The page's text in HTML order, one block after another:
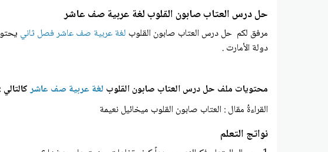
حل درس العتاب صابون القلوب لغة عربية صف عاشر
مرفق لكم حل درس العتاب صابون القلوب لغة عربية صف عاشر فصل ثاني
دولة الأمارت .
محتويات ملف حل درس العتاب صابون القلوب لغة عربية صف عاشر
القراءةُ مقال : العتاب صابون القلوب ميخائيل نعيمة
نواتج التعلم